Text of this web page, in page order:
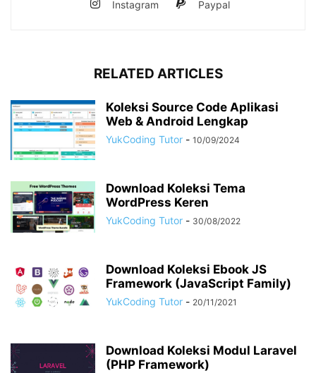
Instagram Paypal
RELATED ARTICLES
Koleksi Source Code Aplikasi
Web & Android Lengkap
YukCoding Tutor - 10/09/2024
Download Koleksi Tema
WordPress Keren
YukCoding Tutor - 30/08/2022
Download Koleksi Ebook JS
Framework (JavaScript Family)
YukCoding Tutor - 20/11/2021
Download Koleksi Modul Laravel
(PHP Framework)